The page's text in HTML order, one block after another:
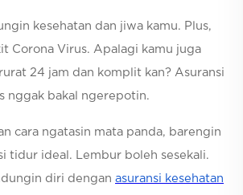
kesehatan dan jiwa kamu. Plus,
Corona Virus. Apalagi kamu juga
24 jam dan komplit kan? Asuransi
nggak bakal ngerepotin.
cara ngatasin mata panda, barengin
tidur ideal. Lembur boleh sesekali.
diri dengan asuransi kesehatan